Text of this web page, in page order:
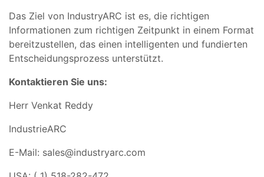
Das Ziel von IndustryARC ist es, die richtigen
Informationen zum richtigen Zeitpunkt in einem Format
bereitzustellen, das einen intelligenten und fundierten
Entscheidungsprozess unterstützt.
Kontaktieren Sie uns:
Herr Venkat Reddy
IndustrieARC
E-Mail: sales@industryarc.com